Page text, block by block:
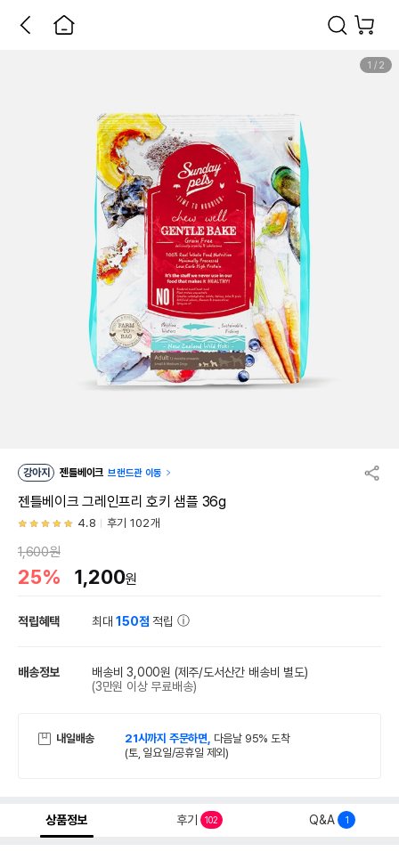
1 / 2
강아지 젠틀베이크 브랜드관 이동
젠틀베이크 그레인프리 호키 샘플 36g
4.8 후기 102개
1,600원
25% 1,200원
적립혜택 최대150점 적립
배송정보 배송비 3,000원 (제주/도서산간 배송비 별도)
(3만원 이상 무료배송)
내일배송 21시까지 주문하면, 다음날 95% 도착
(토, 일요일/공휴일 제외)
상품정보 후기 102 Q&A 1